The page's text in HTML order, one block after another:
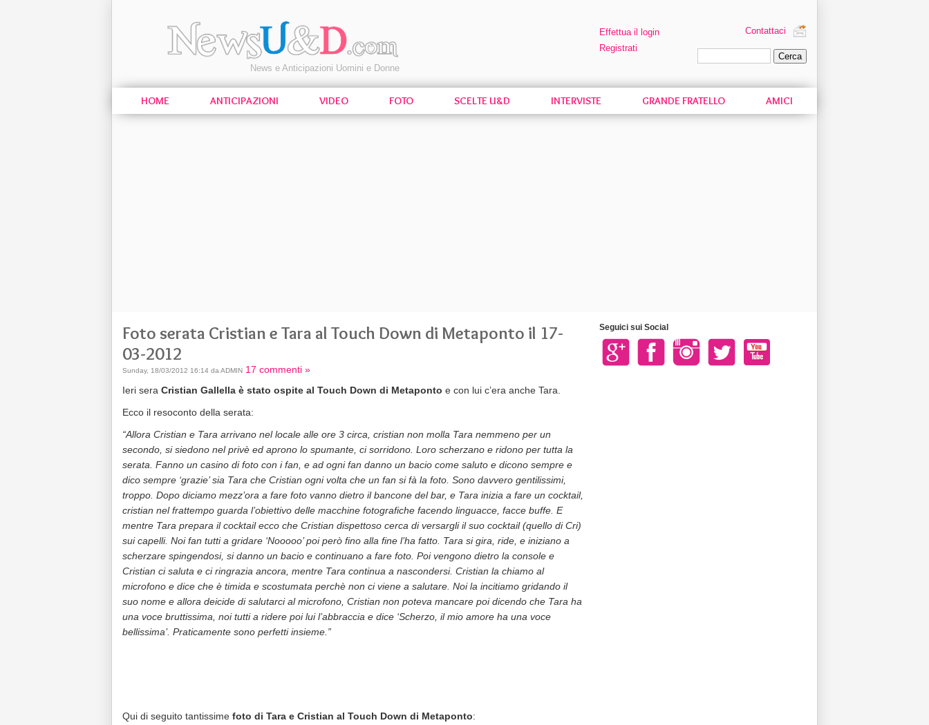
News e Anticipazioni Uomini e Donne
Effettua il login
Registrati
Contattaci
HOME ANTICIPAZIONI VIDEO FOTO SCELTE U&D INTERVISTE GRANDE FRATELLO AMICI
Foto serata Cristian e Tara al Touch Down di Metaponto il 17-
03-2012
Sunday, 18/03/2012 16:14 da ADMIN 17 commenti »
Ieri sera Cristian Gallella è stato ospite al Touch Down di Metaponto e con lui c’era anche Tara.
Ecco il resoconto della serata:
“Allora Cristian e Tara arrivano nel locale alle ore 3 circa, cristian non molla Tara nemmeno per un
secondo, si siedono nel privè ed aprono lo spumante, ci sorridono. Loro scherzano e ridono per tutta la
serata. Fanno un casino di foto con i fan, e ad ogni fan danno un bacio come saluto e dicono sempre e
dico sempre ‘grazie’ sia Tara che Cristian ogni volta che un fan si fà la foto. Sono davvero gentilissimi,
troppo. Dopo diciamo mezz’ora a fare foto vanno dietro il bancone del bar, e Tara inizia a fare un cocktail,
cristian nel frattempo guarda l’obiettivo delle macchine fotografiche facendo linguacce, facce buffe. E
mentre Tara prepara il cocktail ecco che Cristian dispettoso cerca di versargli il suo cocktail (quello di Cri)
sui capelli. Noi fan tutti a gridare ‘Nooooo’ poi però fino alla fine l’ha fatto. Tara si gira, ride, e iniziano a
scherzare spingendosi, si danno un bacio e continuano a fare foto. Poi vengono dietro la console e
Cristian ci saluta e ci ringrazia ancora, mentre Tara continua a nascondersi. Cristian la chiamo al
microfono e dice che è timida e scostumata perchè non ci viene a salutare. Noi la incitiamo gridando il
suo nome e allora deicide di salutarci al microfono, Cristian non poteva mancare poi dicendo che Tara ha
una voce bruttissima, noi tutti a ridere poi lui l’abbraccia e dice ‘Scherzo, il mio amore ha una voce
bellissima’. Praticamente sono perfetti insieme.”
Qui di seguito tantissime foto di Tara e Cristian al Touch Down di Metaponto:
Seguici sui Social